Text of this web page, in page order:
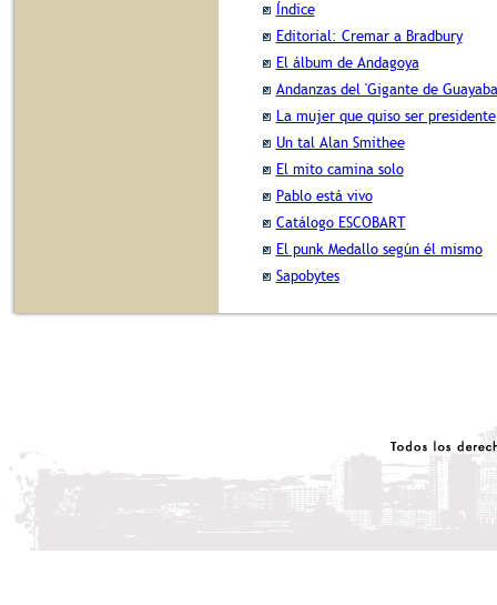
Índice
Editorial: Cremar a Bradbury
El álbum de Andagoya
Andanzas del 'Gigante de
La mujer que quiso ser presidente
Un tal Alan Smithee
El mito camina solo
Pablo está vivo
Catálogo ESCOBART
El punk Medallo según él mismo
Sapobytes